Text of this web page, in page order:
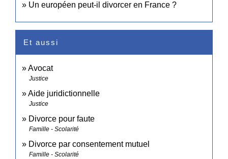
Un européen peut-il divorcer en France ?
Et aussi
Avocat
Justice
Aide juridictionnelle
Justice
Divorce pour faute
Famille - Scolarité
Divorce par consentement mutuel
Famille - Scolarité